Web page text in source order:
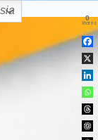
0
Shares